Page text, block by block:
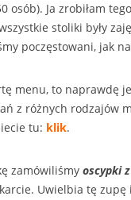
osób). Ja zrobiłam
stoliki były
poczęstowani, jak
menu, to naprawdę
z różnych rodzajów
tu: klik.
zamówiliśmy oscypki
Uwielbia tę